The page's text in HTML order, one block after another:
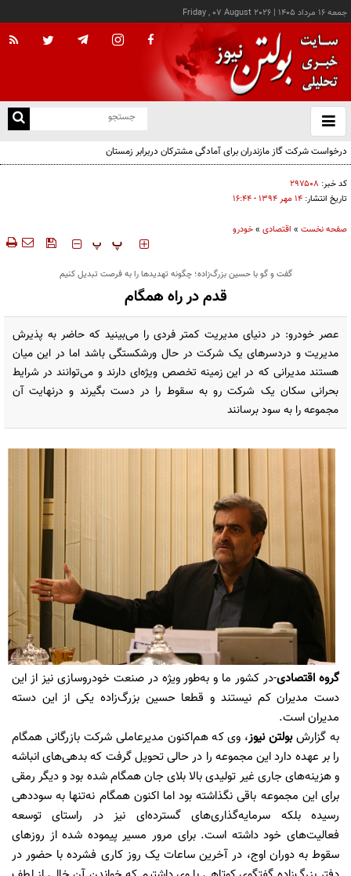
جمعه ۱۶ مرداد ۱۴۰۵ |
Friday , 07 August 2026
باز
و
درخواست شرکت گاز مازندران برای آمادگی مشترکان دربرابر زمستان
کد خبر: ۲۹۷۵۰۸
تاریخ انتشار: ۱۴ مهر ۱۳۹۴ - ۱۶:۴۴
صفحه نخست » اقتصادی »خودرو
‍‍‍ پ پ
گفت و گو با حسین بزرگ‌زاده؛ چگونه تهدیدها را به فرصت تبدیل کنیم
قدم در راه همگام
عصر خودرو: در دنیای مدیریت کمتر فردی را می‌بینید که حاضر به پذیرش
مدیریت و دردسرهای یک شرکت در حال ورشکستگی باشد اما در این میان
هستند مدیرانی که در این زمینه تخصص ویژه‌ای دارند و می‌توانند در شرایط
بحرانی سکان یک شرکت رو به سقوط را در دست بگیرند و درنهایت آن
مجموعه را به سود برسانند
گروه اقتصادی-در کشور ما و به‌طور ویژه در صنعت خودروسازی نیز از این
دست مدیران کم نیستند و قطعا حسین بزرگ‌زاده یکی از این دسته
مدیران است.
به گزارشبولتن نیوز، وی که هم‌اکنون مدیرعاملی شرکت بازرگانی همگام
را بر عهده دارد این مجموعه را در حالی تحویل گرفت که بدهی‌های انباشه
و هزینه‌های جاری غیر تولیدی بالا بلای جان همگام شده بود و دیگر رمقی
برای این مجموعه باقی نگذاشته بود اما اکنون همگام نه‌تنها به سوددهی
رسیده بلکه سرمایه‌گذاری‌های گسترده‌ای نیز در راستای توسعه
فعالیت‌های خود داشته است. برای مرور مسیر پیموده شده از روزهای
سقوط به دوران اوج، در آخرین ساعات یک روز کاری فشرده با حضور در